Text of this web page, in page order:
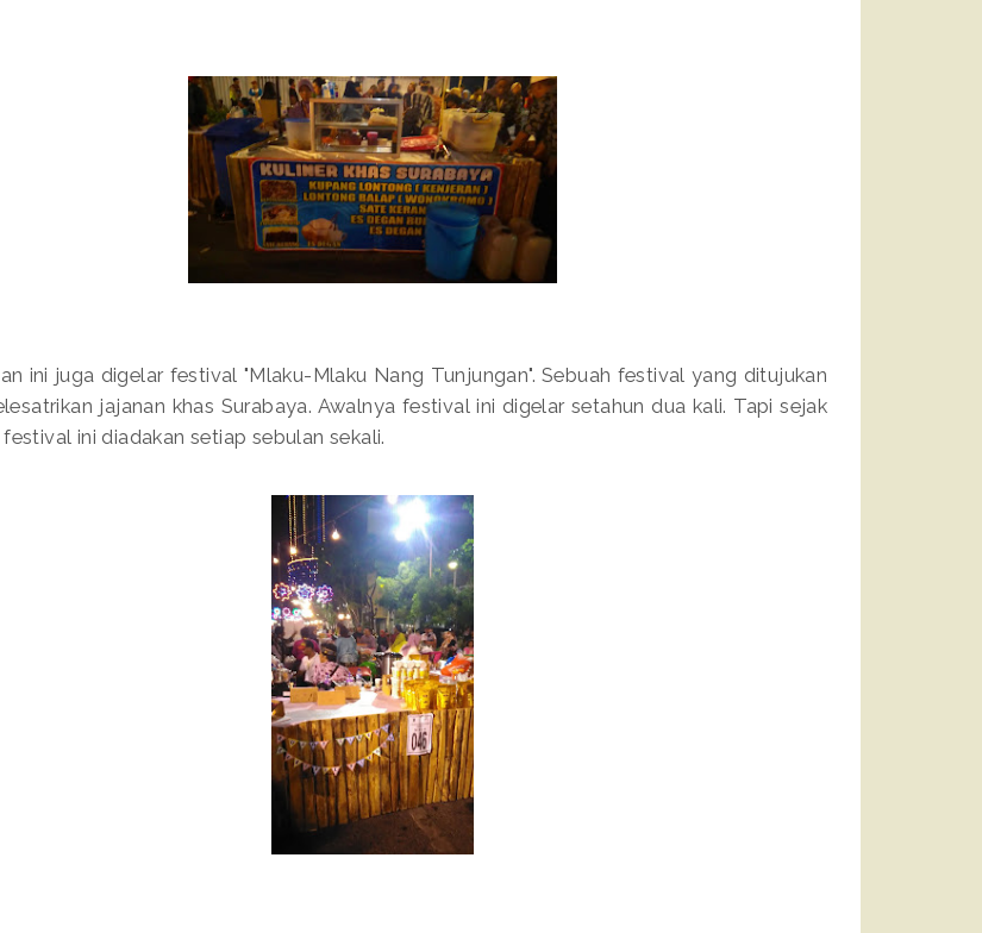
ini juga digelar festival "Mlaku-Mlaku Nang Tunjungan". Sebuah festival yang ditujukan
jajanan khas Surabaya. Awalnya festival ini digelar setahun dua kali. Tapi sejak
festival ini diadakan setiap sebulan sekali.